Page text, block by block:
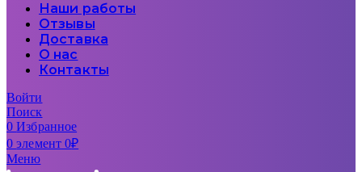
Наши работы
Отзывы
Доставка
О нас
Контакты
Войти
Поиск
0Избранное
0элемент 0₽
Меню